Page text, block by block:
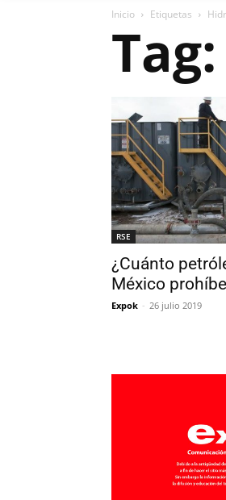
Inicio Etiquetas
RSE
¿Cuánto
México
Expok - 26 julio 2019